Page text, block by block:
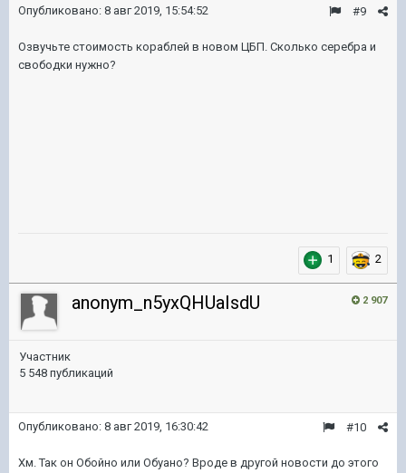
#9
Опубликовано: 8 авг 2019, 15:54:52
Озвучьте стоимость кораблей в новом ЦБП. Сколько серебра и
свободки нужно?
1 2
2 907
anonym_n5yxQHUaIsdU
Участник
5 548 публикаций
#10
Опубликовано: 8 авг 2019, 16:30:42
Хм. Так он Обойно или Обуано? Вроде в другой новости до этого